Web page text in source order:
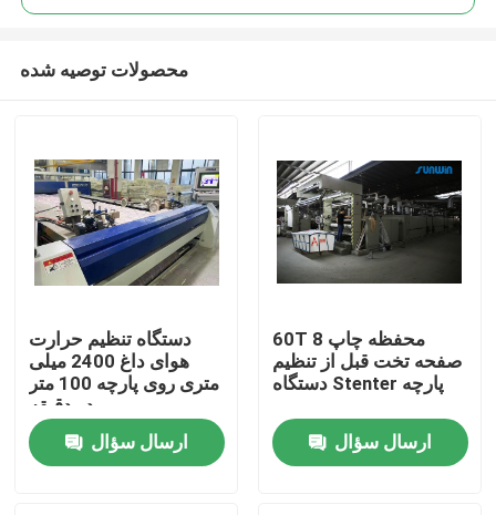
خانه
دربارهی ما
محصولات توصیه شده
دستگاه تنظیم حرارت
هوای داغ 2400 میلی
متری روی پارچه 100 متر
در دقیقه
ارسال سؤال
60T 8 محفظه چاپ
صفحه تخت قبل از تنظیم
دستگاه Stenter پارچه
ارسال سؤال